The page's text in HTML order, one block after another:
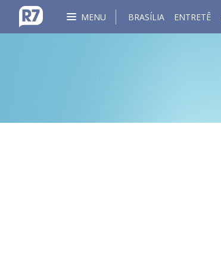
MENU BRASÍLIA ENTRETÊ